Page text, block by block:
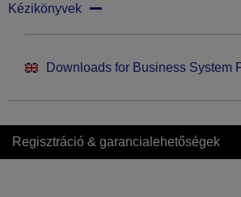
Kézikönyvek
Downloads for Business System
Regisztráció & garancialehetőségek